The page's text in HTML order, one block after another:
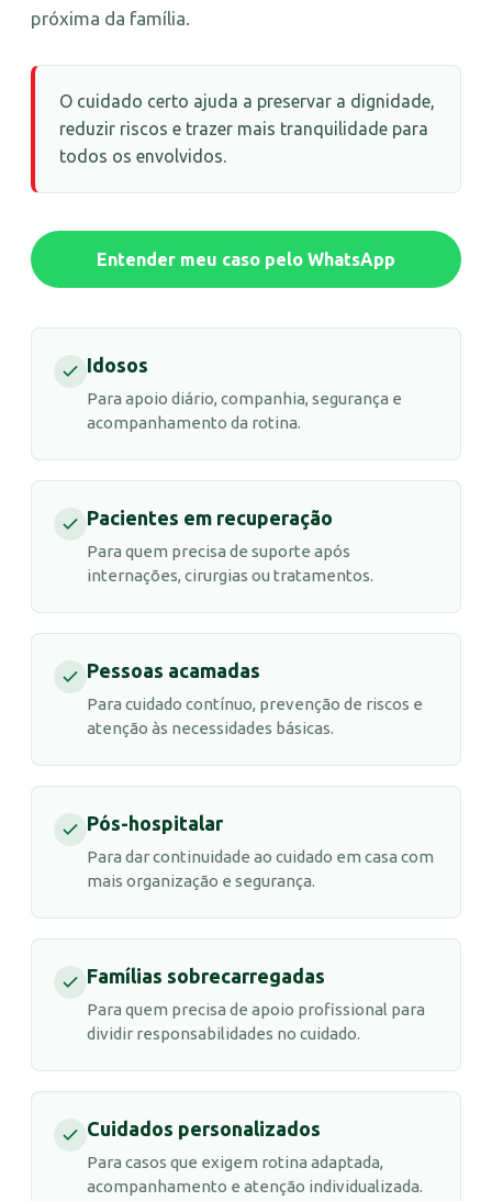
próxima da família.
O cuidado certo ajuda a preservar a dignidade,
reduzir riscos e trazer mais tranquilidade para
todos os envolvidos.
Entender meu caso pelo WhatsApp
Idosos
Para apoio diário, companhia, segurança e
acompanhamento da rotina.
Pacientes em recuperação
Para quem precisa de suporte após
internações, cirurgias ou tratamentos.
Pessoas acamadas
Para cuidado contínuo, prevenção de riscos e
atenção às necessidades básicas.
Pós-hospitalar
Para dar continuidade ao cuidado em casa com
mais organização e segurança.
Famílias sobrecarregadas
Para quem precisa de apoio profissional para
dividir responsabilidades no cuidado.
Cuidados personalizados
Para casos que exigem rotina adaptada,
acompanhamento e atenção individualizada.